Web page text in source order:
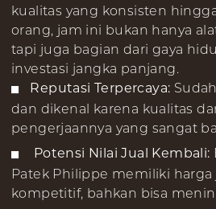
kualitas yang konsisten
orang, jam ini bukan hanya
tapi juga bagian dari gaya
investasi jangka panjang.
Reputasi Terpercaya:
dan dikenal karena kualitas
pengerjaannya yang sangat
Potensi Nilai Jual Kembali:
Patek Philippe memiliki
kompetitif, bahkan bisa